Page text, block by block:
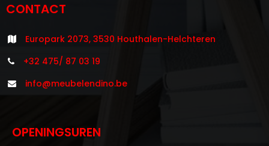
CONTACT
Europark 2073, 3530 Houthalen-Helchteren
+32 475/ 87 03 19
info@meubelendino.be
OPENINGSUREN